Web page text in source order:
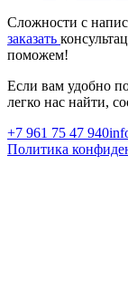
Сложности с
заказать
поможем!
Если вам удобно
легко нас найти,
+7 961 75 47 940
Политика